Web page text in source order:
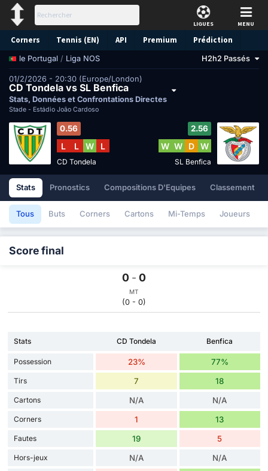
LIGUES MENU
Corners Tennis (EN) API Premium Prédiction
le Portugal / Liga NOS H2h2 Passés
01/2/2026 - 20:30 (Europe/London)
CD Tondela vs SL Benfica
Stats, Données et Confrontations Directes
Stade - Estádio João Cardoso
0.56
L L W L
CD Tondela
2.56
W W D W
SL Benfica
Stats Pronostics Compositions D'Equipes Classement
Tous Buts Corners Cartons Mi-Temps Joueurs
Score final
0 - 0
MT
(0 - 0)
Stats CD Tondela Benfica
Possession 23% 77%
Tirs 7 18
Cartons N/A N/A
Corners 1 13
Fautes 19 5
Hors-jeux N/A N/A